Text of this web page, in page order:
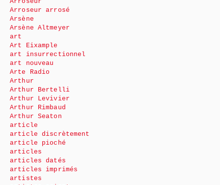
Arroseur arrosé
Arsène
Arsène Altmeyer
art
Art Eixample
art insurrectionnel
art nouveau
Arte Radio
Arthur
Arthur Bertelli
Arthur Levivier
Arthur Rimbaud
Arthur Seaton
article
article discrètement
article pioché
articles
articles datés
articles imprimés
artistes